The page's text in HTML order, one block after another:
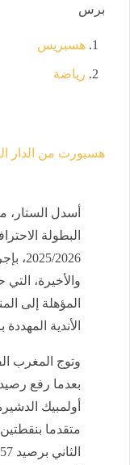
برس
هسبريس
رياضة
هسبورت من الدار
أسدل الستار،
البطولة
2025/
والأخيرة،
المؤهلة إلى
الأندية المهددة
وتوج المغرب
أولمبيك
متقدما